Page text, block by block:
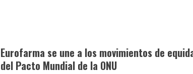
Eurofarma se une a los movimientos de
del Pacto Mundial de la ONU